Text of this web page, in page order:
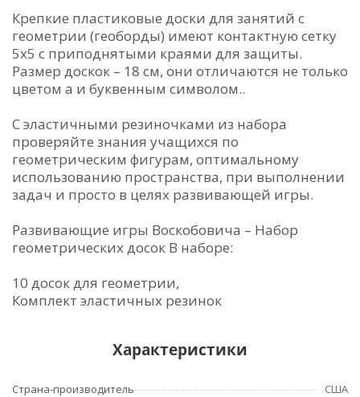
Крепкие пластиковые доски для занятий с
геометрии (геоборды) имеют контактную сетку
5х5 с приподнятыми краями для защиты.
Размер доскок – 18 см, они отличаются не только
цветом а и буквенным символом..
С эластичными резиночками из набора
проверяйте знания учащихся по
геометрическим фигурам, оптимальному
использованию пространства, при выполнении
задач и просто в целях развивающей игры.
Развивающие игры Воскобовича – Набор
геометрических досок В наборе:
10 досок для геометрии,
Комплект эластичных резинок
Характеристики
Страна-производитель
США